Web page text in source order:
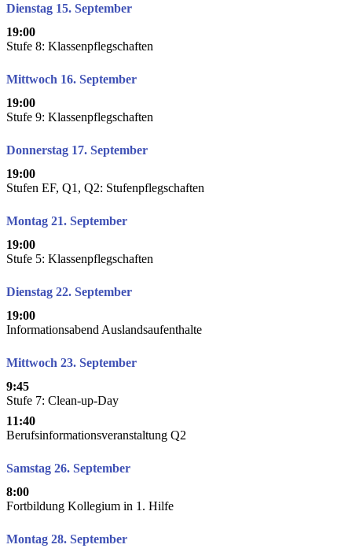
Dienstag 15. September
19:00
Stufe 8: Klassenpflegschaften
Mittwoch 16. September
19:00
Stufe 9: Klassenpflegschaften
Donnerstag 17. September
19:00
Stufen EF, Q1, Q2: Stufenpflegschaften
Montag 21. September
19:00
Stufe 5: Klassenpflegschaften
Dienstag 22. September
19:00
Informationsabend Auslandsaufenthalte
Mittwoch 23. September
9:45
Stufe 7: Clean-up-Day
11:40
Berufsinformationsveranstaltung Q2
Samstag 26. September
8:00
Fortbildung Kollegium in 1. Hilfe
Montag 28. September